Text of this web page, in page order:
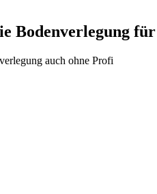
Bodenverlegung
auch ohne Profi